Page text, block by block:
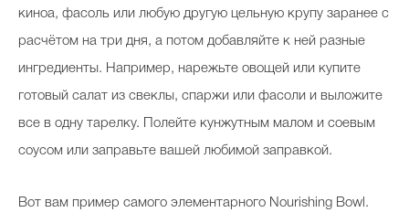
киноа, фасоль или любую другую цельную крупу заранее с
расчётом на три дня, а потом добавляйте к ней разные
ингредиенты. Например, нарежьте овощей или купите
готовый салат из свеклы, спаржи или фасоли и выложите
все в одну тарелку. Полейте кунжутным малом и соевым
соусом или заправьте вашей любимой заправкой.
Вот вам пример самого элементарного Nourishing Bowl.